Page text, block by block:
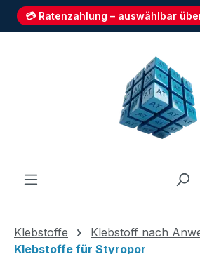
💳 Ratenzahlung – auswählbar
Klebstoffe
Klebstoff nach
Klebstoffe für Styropor